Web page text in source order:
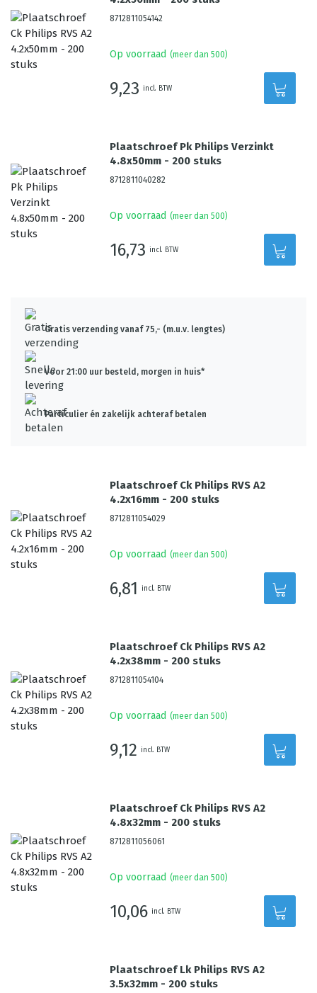
8712811054142
Op voorraad (meer dan 500)
9,23 incl. BTW
Plaatschroef Pk Philips Verzinkt
4.8x50mm - 200 stuks
8712811040282
Op voorraad (meer dan 500)
16,73 incl. BTW
Gratis verzending vanaf 75,- (m.u.v. lengtes)
Voor 21:00 uur besteld, morgen in huis*
Particulier én zakelijk achteraf betalen
Plaatschroef Ck Philips RVS A2
4.2x16mm - 200 stuks
8712811054029
Op voorraad (meer dan 500)
6,81 incl. BTW
Plaatschroef Ck Philips RVS A2
4.2x38mm - 200 stuks
8712811054104
Op voorraad (meer dan 500)
9,12 incl. BTW
Plaatschroef Ck Philips RVS A2
4.8x32mm - 200 stuks
8712811056061
Op voorraad (meer dan 500)
10,06 incl. BTW
Plaatschroef Lk Philips RVS A2
3.5x32mm - 200 stuks